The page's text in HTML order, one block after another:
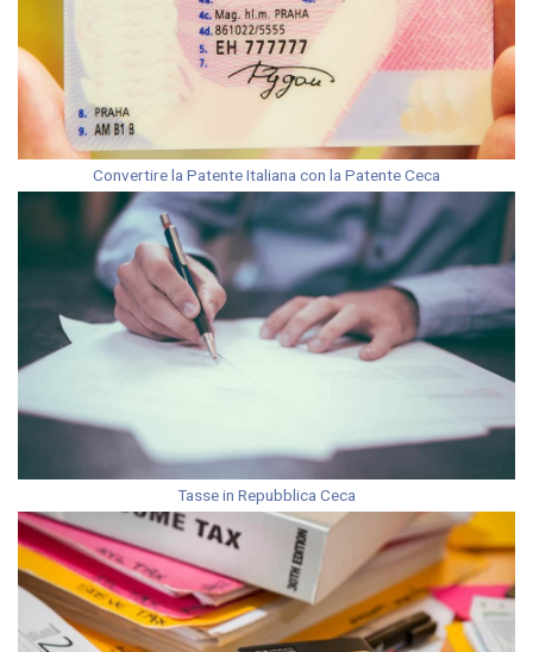
Convertire la Patente Italiana con la Patente Ceca
Tasse in Repubblica Ceca